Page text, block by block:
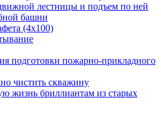
лестницы и подъем по ней
башни
(4x100)
подготовки пожарно-прикладного
чистить скважину
жизнь бриллиантам из старых